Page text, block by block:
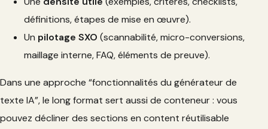
définitions, étapes de mise en œuvre).
Un pilotage SXO (scannabilité, micro-conversions,
maillage interne, FAQ, éléments de preuve).
Dans une approche “fonctionnalités du générateur de
texte IA”, le long format sert aussi de conteneur : vous
pouvez décliner des sections en content réutilisable